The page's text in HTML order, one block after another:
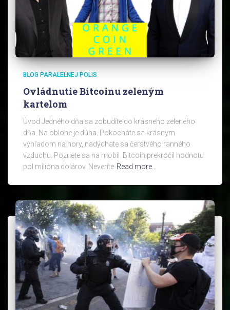
BLOG PARALELNEJ POLIS
Ovládnutie Bitcoinu zeleným
kartelom
Úvod Jedného dňa sa zobudíte do krásneho zeleného
dňa. Na oblohe je dúha. Pokocháte sa krásnym
výhľadom na hory, nadýchate sa čerstvého ranného
vzduchu. Pozriete sa na mobil. Bitcoin prekročil hodnotu
pol milióna dolárov. Neveríte Read more…